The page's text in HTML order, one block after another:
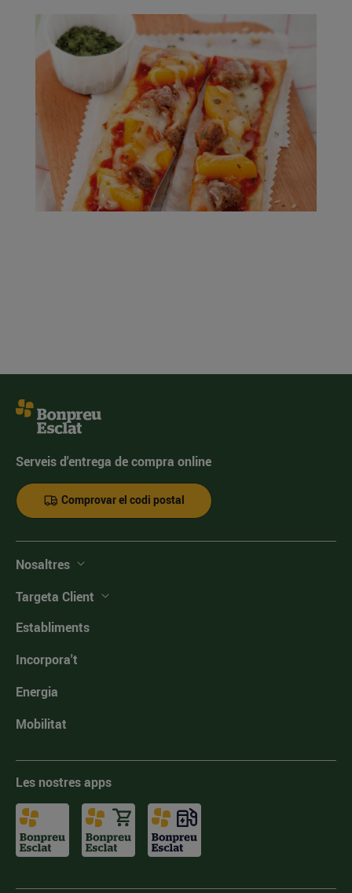
Serveis d'entrega de compra online
Comprovar el codi postal
Nosaltres
Targeta Client
Establiments
Incorpora't
Energia
Mobilitat
Les nostres apps